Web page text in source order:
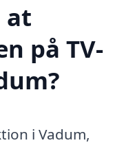
at
på TV-
i Vadum,